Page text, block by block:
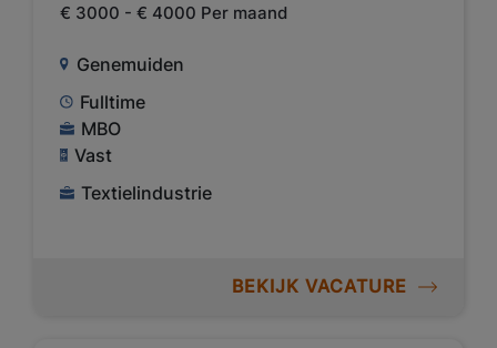
€ 3000 - € 4000 Per maand
Genemuiden
Fulltime
MBO
Vast
Textielindustrie
BEKIJK VACATURE